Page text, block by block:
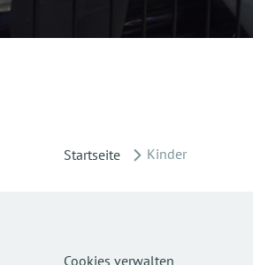
Startseite Kinder
Cookies verwalten